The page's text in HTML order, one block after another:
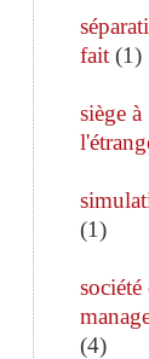
fait(1)
siège à
(1)
société
(4)